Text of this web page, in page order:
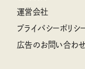
猫と一緒に心地いい
豆柴・まもるくんの
柳沢小実さんのお
valoさんのかわいい
運営会社
プライバシーポリシ
広告のお問い合わせ